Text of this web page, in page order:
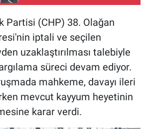
Partisi (CHP) 38. Olağan
iptali ve seçilen
uzaklaştırılması talebiyle
süreci devam ediyor.
mahkeme, davayı ileri
mevcut kayyum heyetinin
karar verdi.